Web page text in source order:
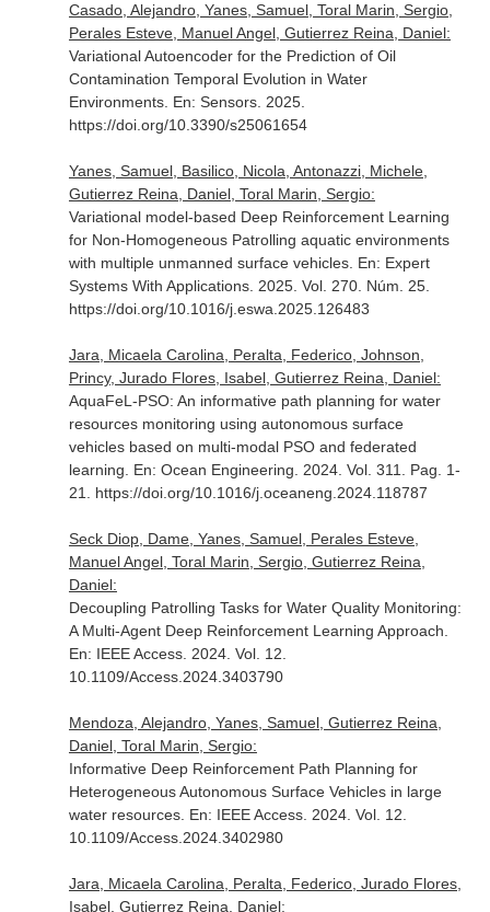
Casado, Alejandro, Yanes, Samuel, Toral Marin, Sergio,
Perales Esteve, Manuel Angel, Gutierrez Reina, Daniel:
Variational Autoencoder for the Prediction of Oil
Contamination Temporal Evolution in Water
Environments. En: Sensors. 2025.
https://doi.org/10.3390/s25061654
Yanes, Samuel, Basilico, Nicola, Antonazzi, Michele,
Gutierrez Reina, Daniel, Toral Marin, Sergio:
Variational model-based Deep Reinforcement Learning
for Non-Homogeneous Patrolling aquatic environments
with multiple unmanned surface vehicles. En: Expert
Systems With Applications. 2025. Vol. 270. Núm. 25.
https://doi.org/10.1016/j.eswa.2025.126483
Jara, Micaela Carolina, Peralta, Federico, Johnson,
Princy, Jurado Flores, Isabel, Gutierrez Reina, Daniel:
AquaFeL-PSO: An informative path planning for water
resources monitoring using autonomous surface
vehicles based on multi-modal PSO and federated
learning. En: Ocean Engineering . 2024. Vol. 311. Pag. 1-
21. https://doi.org/10.1016/j.oceaneng.2024.118787
Seck Diop, Dame, Yanes, Samuel, Perales Esteve,
Manuel Angel, Toral Marin, Sergio, Gutierrez Reina,
Daniel:
Decoupling Patrolling Tasks for Water Quality Monitoring:
A Multi-Agent Deep Reinforcement Learning Approach.
En: IEEE Access. 2024. Vol. 12.
10.1109/Access.2024.3403790
Mendoza, Alejandro, Yanes, Samuel, Gutierrez Reina,
Daniel, Toral Marin, Sergio:
Informative Deep Reinforcement Path Planning for
Heterogeneous Autonomous Surface Vehicles in large
water resources. En: IEEE Access. 2024. Vol. 12.
10.1109/Access.2024.3402980
Jara, Micaela Carolina, Peralta, Federico, Jurado Flores,
Isabel, Gutierrez Reina, Daniel: